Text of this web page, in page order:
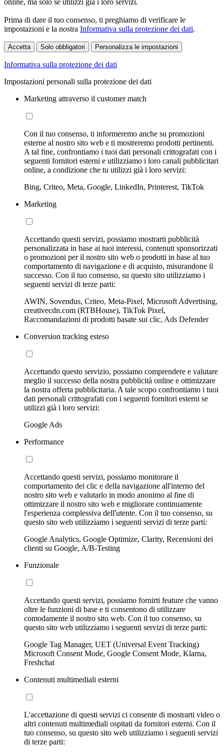
online, ma solo se utilizzi già i loro servizi.
Prima di dare il tuo consenso, ti preghiamo di verificare le
impostazioni e la nostra Informativa sulla protezione dei dati.
Accetta Solo obbligatori Personalizza le impostazioni
Informativa sulla protezione dei dati
Impostazioni personali sulla protezione dei dati
Marketing attraverso il customer match
Con il tuo consenso, ti informeremo anche su promozioni
esterne al nostro sito web e ti mostreremo prodotti pertinenti.
A tal fine, confrontiamo i tuoi dati personali crittografati con i
seguenti fornitori esterni e utilizziamo i loro canali pubblicitari
online, a condizione che tu utilizzi già i loro servizi:
Bing, Criteo, Meta, Google, LinkedIn, Printerest, TikTok
Marketing
Accettando questi servizi, possiamo mostrarti pubblicità
personalizzata in base ai tuoi interessi, contenuti sponsorizzati
o promozioni per il nostro sito web o prodotti in base al tuo
comportamento di navigazione e di acquisto, misurandone il
successo. Con il tuo consenso, su questo sito utilizziamo i
seguenti servizi di terze parti:
AWIN, Sovendus, Criteo, Meta-Pixel, Microsoft Advertising,
creativecdn.com (RTBHouse), TikTok Pixel,
Raccomandazioni di prodotti basate sui clic, Ads Defender
Conversion tracking esteso
Accettando questo servizio, possiamo comprendere e valutare
meglio il successo della nostra pubblicità online e ottimizzare
la nostra offerta pubblicitaria. A tale scopo confrontiamo i tuoi
dati personali crittografati con i seguenti fornitori esterni se
utilizzi già i loro servizi:
Google Ads
Performance
Accettando questi servizi, possiamo monitorare il
comportamento dei clic e della navigazione all'interno del
nostro sito web e valutarlo in modo anonimo al fine di
ottimizzare il nostro sito web e migliorare continuamente
l'esperienza complessiva dell'utente. Con il tuo consenso, su
questo sito web utilizziamo i seguenti servizi di terze parti:
Google Analytics, Google Optimize, Clarity, Recensioni dei
clienti su Google, A/B-Testing
Funzionale
Accettando questi servizi, possiamo fornirti feature che vanno
oltre le funzioni di base e ti consentono di utilizzare
comodamente il nostro sito web. Con il tuo consenso, su
questo sito web utilizziamo i seguenti servizi di terze parti:
Google Tag Manager, UET (Universal Event Tracking)
Microsoft Consent Mode, Google Consent Mode, Klarna,
Freshchat
Contenuti multimediali esterni
L'accettazione di questi servizi ci consente di mostrarti video o
altri contenuti multimediali ospitati da fornitori esterni. Con il
tuo consenso, su questo sito web utilizziamo i seguenti servizi
di terze parti: